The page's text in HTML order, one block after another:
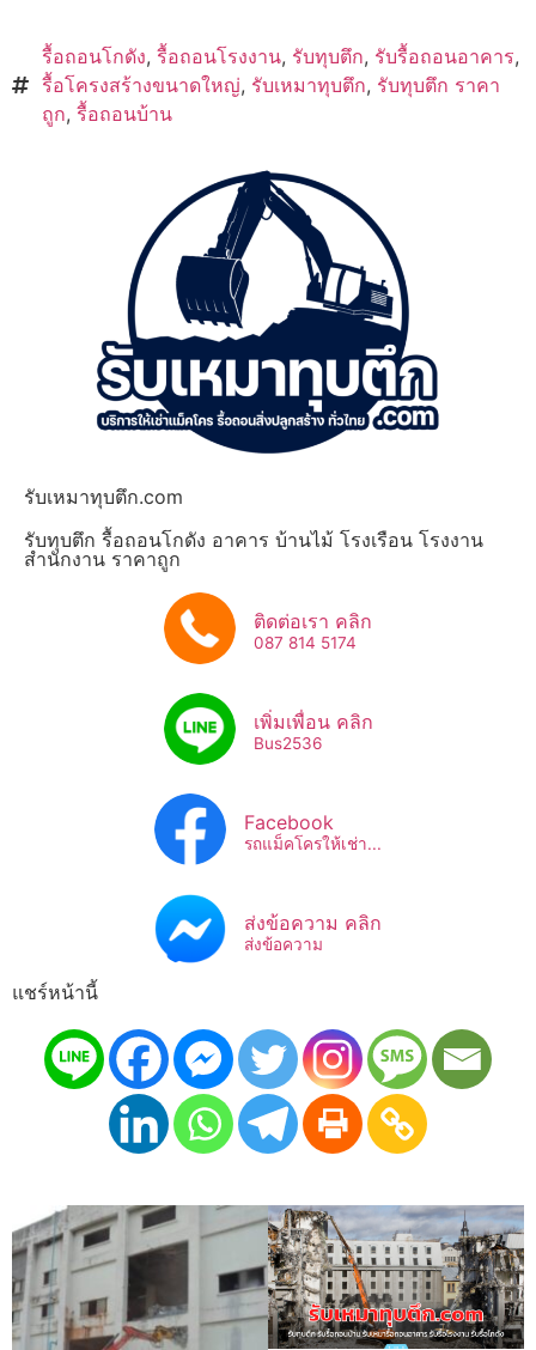
รื้อถอนโกดัง, รื้อถอนโรงงาน, รับทุบตึก, รับรื้อถอนอาคาร,
รื้อโครงสร้างขนาดใหญ่, รับเหมาทุบตึก, รับทุบตึก ราคา
ถูก, รื้อถอนบ้าน
รับเหมาทุบตึก.com
รับทุบตึก รื้อถอนโกดัง อาคาร บ้านไม้ โรงเรือน โรงงาน
สำนักงาน ราคาถูก
ติดต่อเรา คลิก
087 814 5174
เพิ่มเพื่อน คลิก
Bus2536​
Facebook
รถแม็คโครให้เช่า...
ส่งข้อความ คลิก
ส่งข้อความ
แชร์หน้านี้